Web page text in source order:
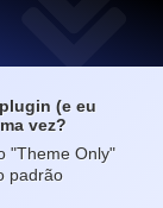
(e eu
vez?
"Theme Only"
padrão